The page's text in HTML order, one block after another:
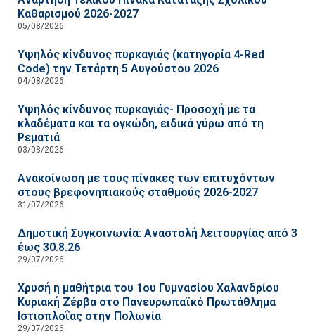
Καθαρισμού 2026-2027
05/08/2026
Υψηλός κίνδυνος πυρκαγιάς (κατηγορία 4-Red
Code) την Τετάρτη 5 Αυγούστου 2026
04/08/2026
Υψηλός κίνδυνος πυρκαγιάς- Προσοχή με τα
κλαδέματα και τα ογκώδη, ειδικά γύρω από τη
Ρεματιά
03/08/2026
Ανακοίνωση με τους πίνακες των επιτυχόντων
στους βρεφονηπιακούς σταθμούς 2026-2027
31/07/2026
Δημοτική Συγκοινωνία: Αναστολή λειτουργίας από 3
έως 30.8.26
29/07/2026
Χρυσή η μαθήτρια του 1ου Γυμνασίου Χαλανδρίου
Κυριακή Ζέρβα στο Πανευρωπαϊκό Πρωτάθλημα
Ιστιοπλοΐας στην Πολωνία
29/07/2026